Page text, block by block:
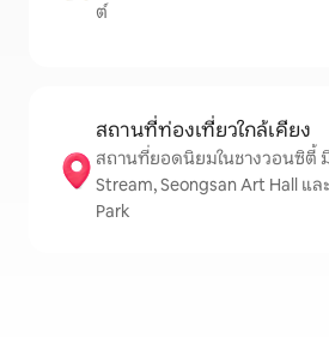
ต์
สถานที่ท่องเที่ยวใกล้เคียง
สถานที่ยอดนิยมในชางวอนซิตี้
Stream, Seongsan Art Hall แล
Park